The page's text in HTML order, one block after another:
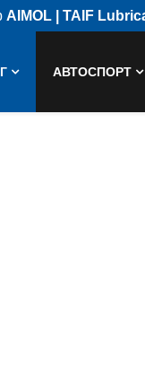
AIMOL | TAIF
АВТОСПОРТ